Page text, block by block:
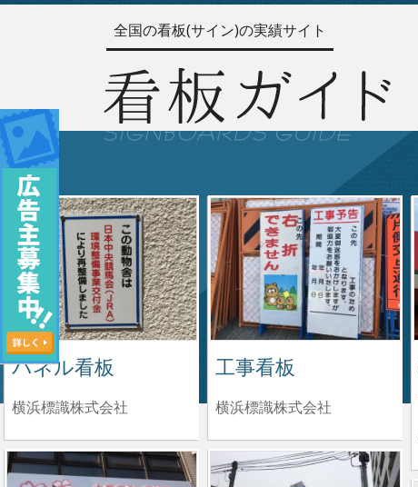
全国の看板(サイン)の実績サイト
パネル看板
横浜標識株式会社
工事看板
横浜標識株式会社